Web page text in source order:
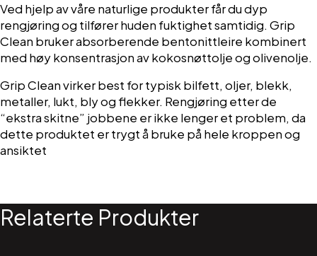
Ved hjelp av våre naturlige produkter får du dyp
rengjøring og tilfører huden fuktighet samtidig. Grip
Clean bruker absorberende bentonittleire kombinert
med høy konsentrasjon av kokosnøttolje og olivenolje.
Grip Clean virker best for typisk bilfett, oljer, blekk,
metaller, lukt, bly og flekker. Rengjøring etter de
“ekstra skitne” jobbene er ikke lenger et problem, da
dette produktet er trygt å bruke på hele kroppen og
ansiktet
Relaterte Produkter